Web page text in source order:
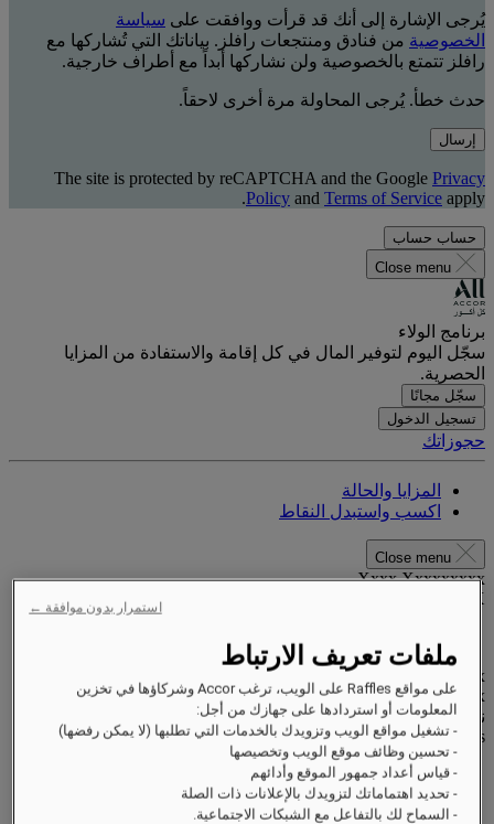
يُرجى الإشارة إلى أنك قد قرأت ووافقت على سياسة
الخصوصية من فنادق ومنتجعات رافلز. بياناتك التي تُشاركها مع
رافلز تتمتع بالخصوصية ولن نشاركها أبداً مع أطراف خارجية.
حدث خطأ. يُرجى المحاولة مرة أخرى لاحقاً.
إرسال
The site is protected by reCAPTCHA and the Google Privacy
Policy and Terms of Service apply.
حساب حساب
Close menu
برنامج الولاء
سجّل اليوم لتوفير المال في كل إقامة والاستفادة من المزايا
الحصرية.
سجّل مجانًا
تسجيل الدخول
حجوزاتك
المزايا والحالة
اكسب واستبدل النقاط
Close menu
Xxxx Xxxxxxxxx
XXXXXX X XXXXXXXX X
xxxxxxxx
Valid untilxx/xx/xxxx
نقاط المكافآت
XXX
pts
حساب الولاء الخاص بك
حجوزاتك
ملفات تعريف الارتباط
على مواقع Raffles على الويب، ترغب Accor وشركاؤها في تخزين
المعلومات أو استردادها على جهازك من أجل:
- تشغيل مواقع الويب وتزويدك بالخدمات التي تطلبها (لا يمكن رفضها)
- تحسين وظائف موقع الويب وتخصيصها
- قياس أعداد جمهور الموقع وأدائهم
- تحديد اهتماماتك لتزويدك بالإعلانات ذات الصلة
- السماح لك بالتفاعل مع الشبكات الاجتماعية.
استمرار بدون موافقة ←